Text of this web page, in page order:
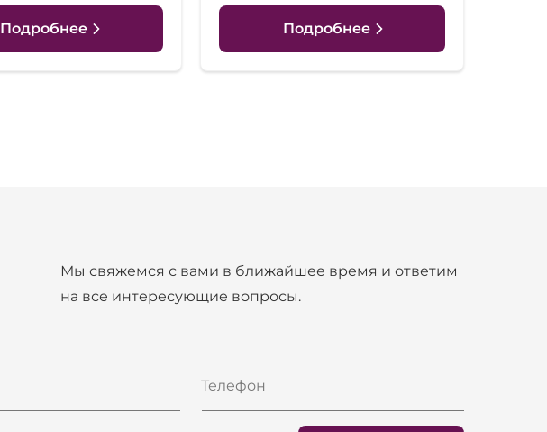
Подробнее Подробнее
Мы свяжемся с вами в ближайшее время и ответим
на все интересующие вопросы.
Телефон